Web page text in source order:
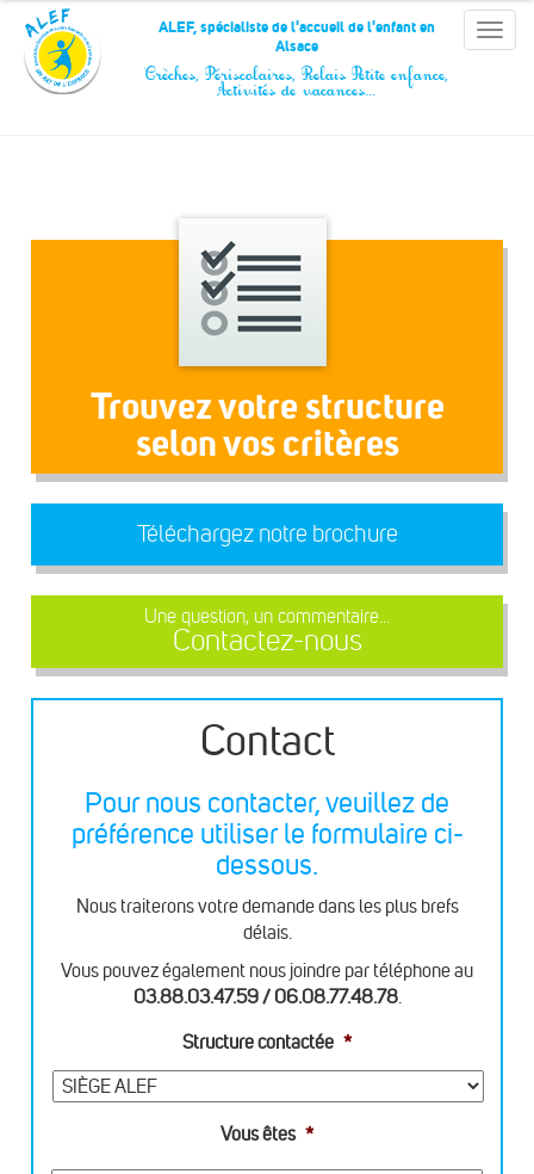
Panneau de gestion des cookies
Toggle
ALEF, spécialiste de l'accueil de l'enfant en
Alsace
Crèches, Périscolaires, Relais Petite enfance,
Activités de vacances…
Trouvez votre structure
selon vos critères
Téléchargez notre brochure
Une question, un commentaire...
Contactez-nous
Contact
Pour nous contacter, veuillez de
préférence utiliser le formulaire ci-
dessous.
Nous traiterons votre demande dans les plus brefs
délais.
Vous pouvez également nous joindre par téléphone au
03.88.03.47.59 / 06.08.77.48.78.
Structure contactée *
Vous êtes *